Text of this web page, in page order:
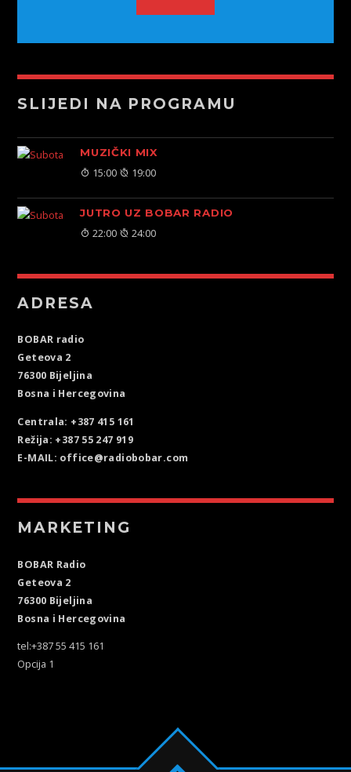
SLIJEDI NA PROGRAMU
MUZIČKI MIX
15:00 19:00
JUTRO UZ BOBAR RADIO
22:00 24:00
ADRESA
BOBAR radio
Geteova 2
76300 Bijeljina
Bosna i Hercegovina
Centrala: +387 415 161
Režija: +387 55 247 919
E-MAIL: office@radiobobar.com
MARKETING
BOBAR Radio
Geteova 2
76300 Bijeljina
Bosna i Hercegovina
tel:+387 55 415 161
Opcija 1